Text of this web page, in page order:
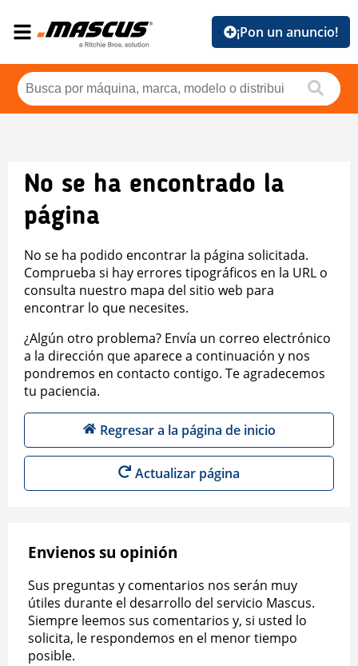
¡Pon un anuncio!
No se ha encontrado la
página
No se ha podido encontrar la página solicitada.
Comprueba si hay errores tipográficos en la URL o
consulta nuestro mapa del sitio web para
encontrar lo que necesites.
¿Algún otro problema? Envía un correo electrónico
a la dirección que aparece a continuación y nos
pondremos en contacto contigo. Te agradecemos
tu paciencia.
Regresar a la página de inicio
Actualizar página
Envienos su opinión
Sus preguntas y comentarios nos serán muy
útiles durante el desarrollo del servicio Mascus.
Siempre leemos sus comentarios y, si usted lo
solicita, le respondemos en el menor tiempo
posible.